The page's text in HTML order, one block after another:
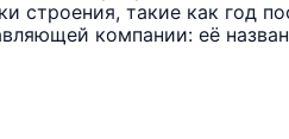
строения, такие как год
компании: её